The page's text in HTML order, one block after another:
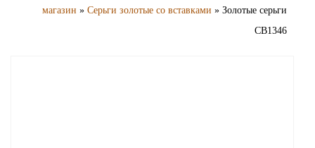
магазин » Серьги золотые со вставками » Золотые серьги
СВ1346